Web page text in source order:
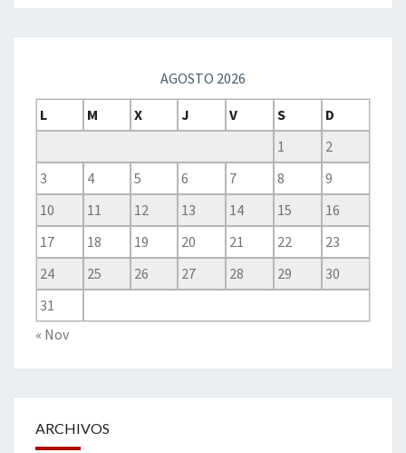
AGOSTO 2026
L
M X J V S
D
1
2
3
4 5 6 7 8
9
10
11 12 13 14 15
16
17
18 19 20 21 22
23
24
25 26 27 28 29
30
31
« Nov
ARCHIVOS